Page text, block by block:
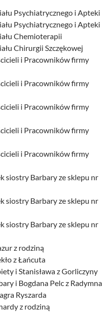
Psychiatrycznego i Apteki
Psychiatrycznego i Apteki
Chemioterapii
Chirurgii Szczękowej
i Pracowników firmy
i Pracowników firmy
i Pracowników firmy
i Pracowników firmy
i Pracowników firmy
siostry Barbary ze sklepu nr
siostry Barbary ze sklepu nr
siostry Barbary ze sklepu nr
z rodziną
z Łańcuta
i Stanisława z Gorliczyny
i Bogdana Pelc z Radymna
Ryszarda
z rodziną